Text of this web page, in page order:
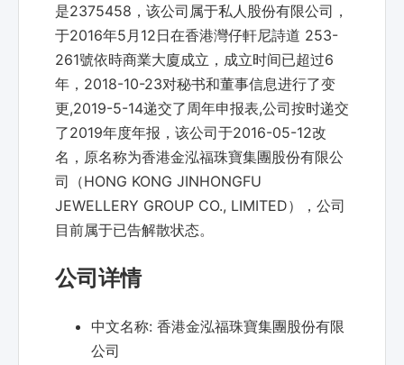
是2375458，该公司属于私人股份有限公司，
于2016年5月12日在香港灣仔軒尼詩道 253-
261號依時商業大廈成立，成立时间已超过6
年，2018-10-23对秘书和董事信息进行了变
更,2019-5-14递交了周年申报表,公司按时递交
了2019年度年报，该公司于2016-05-12改
名，原名称为香港金泓福珠寶集團股份有限公
司（HONG KONG JINHONGFU
JEWELLERY GROUP CO., LIMITED），公司
目前属于已告解散状态。
公司详情
中文名称: 香港金泓福珠寶集團股份有限
公司